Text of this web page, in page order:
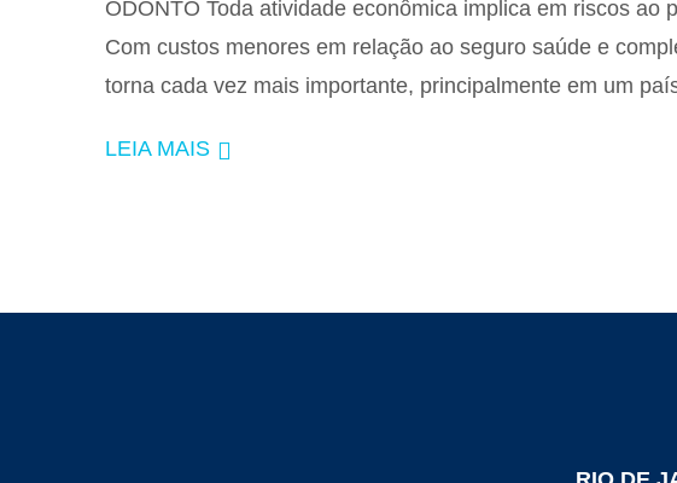
ODONTO Toda atividade econômica implica em riscos
Com custos menores em relação ao seguro saúde e
torna cada vez mais importante, principalmente em um
LEIA MAIS